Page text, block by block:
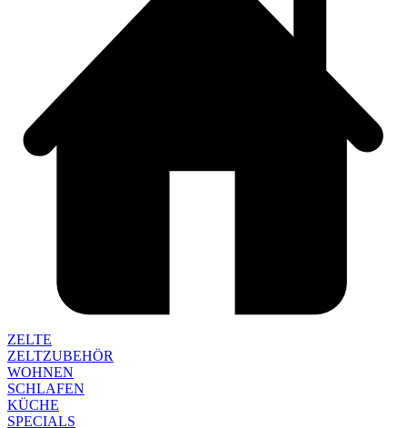
ZELTE
ZELTZUBEHÖR
WOHNEN
SCHLAFEN
KÜCHE
SPECIALS